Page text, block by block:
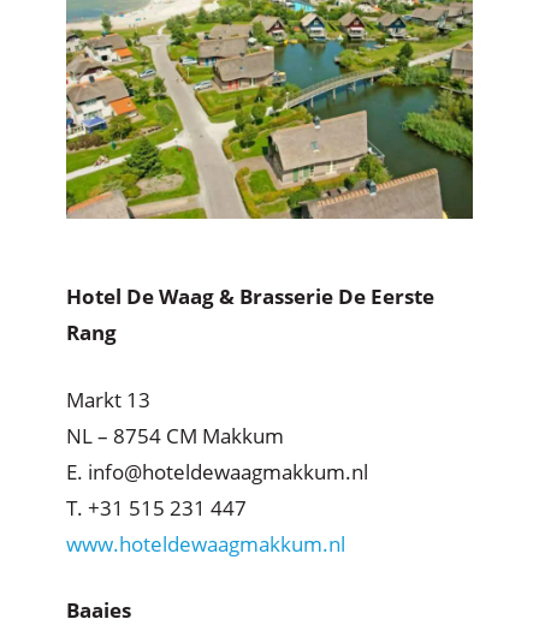
Hotel De Waag & Brasserie De Eerste
Rang
Markt 13
NL – 8754 CM Makkum
E. info@hoteldewaagmakkum.nl
T. +31 515 231 447
www.hoteldewaagmakkum.nl
Baaies